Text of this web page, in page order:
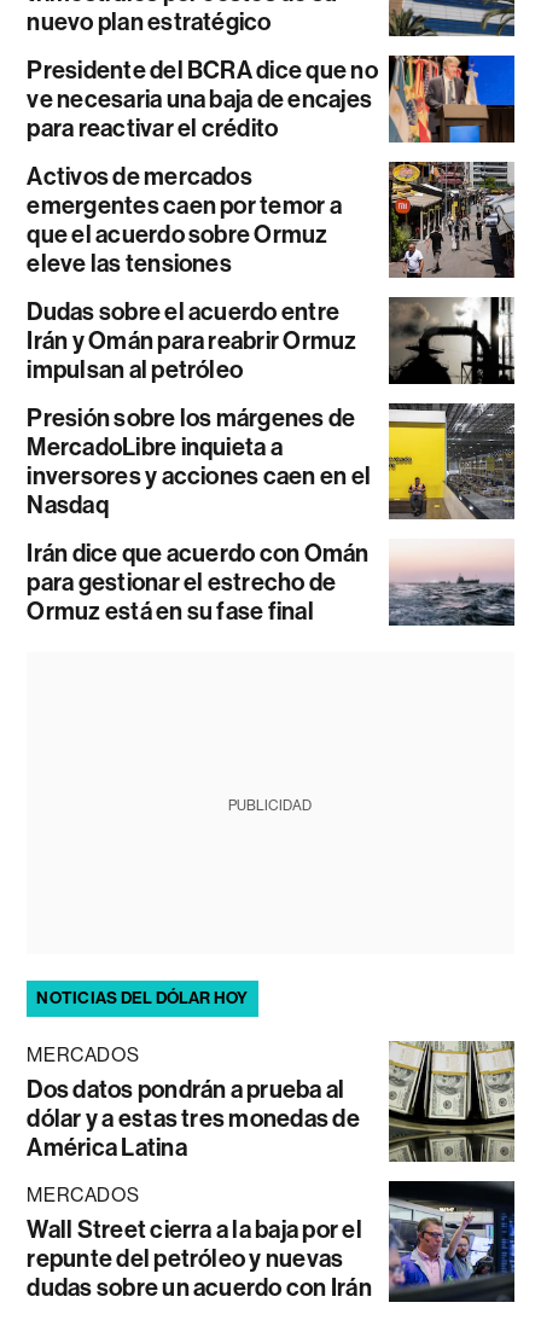
nuevo plan estratégico
Presidente del BCRA dice que no
ve necesaria una baja de encajes
para reactivar el crédito
Activos de mercados
emergentes caen por temor a
que el acuerdo sobre Ormuz
eleve las tensiones
Dudas sobre el acuerdo entre
Irán y Omán para reabrir Ormuz
impulsan al petróleo
Presión sobre los márgenes de
MercadoLibre inquieta a
inversores y acciones caen en el
Nasdaq
Irán dice que acuerdo con Omán
para gestionar el estrecho de
Ormuz está en su fase final
PUBLICIDAD
NOTICIAS DEL DÓLAR HOY
MERCADOS
Dos datos pondrán a prueba al
dólar y a estas tres monedas de
América Latina
MERCADOS
Wall Street cierra a la baja por el
repunte del petróleo y nuevas
dudas sobre un acuerdo con Irán